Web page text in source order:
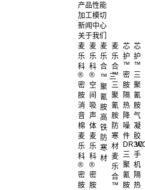
产品性能
加工模切
新闻中心
关于我们
麦
乐
科
®
密
胺
消
音
棉
麦
乐
科
®
空
间
吸
声
体
麦
乐
科
®
密
胺
麦
乐
科
®
密
胺
麦
乐
合
™ 三
聚
氰
胺
高
铁
防
寒
材
麦
乐
合
™
三
聚
氰
胺
防
寒
材
麦
乐
合
™
芯
护
™
密
胺
隔
热
降
噪
件
芯
护
™
三
聚
氰
胺
气
凝
胶
三
聚
氰
胺
3C
手
机
隔
热